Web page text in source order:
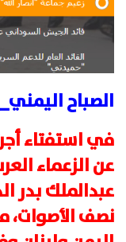
الصباح
في استفتاء
عن الزعماء
عبدالملك بدر
نصف الأصوات،